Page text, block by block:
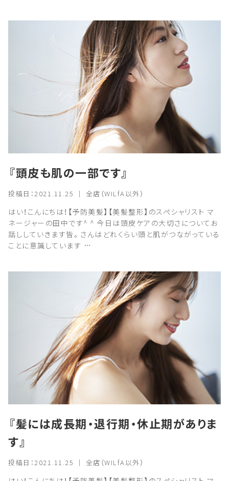
『頭皮も肌の一部です』
投稿日：2021.11.25 ｜ 全店（WILfA以外）
はい！こんにちは！【予防美髪】【美髪整形】のスペシャリスト マ
ネージャーの田中です^ ^ 今日は頭皮ケアの大切さについてお
話ししていきます皆。さんはどれくらい頭と肌がつながっている
ことに意識しています …
『髪には成長期・退行期・休止期がありま
す』
投稿日：2021.11.25 ｜ 全店（WILfA以外）